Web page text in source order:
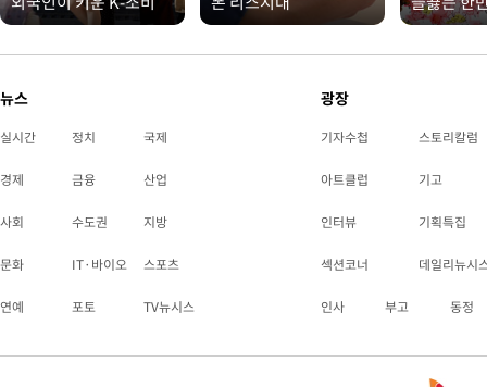
뉴스
실시간 정치 국제
경제 금융 산업
사회 수도권 지방
문화 IT·바이오 스포츠
연예 포토 TV뉴시스
광장
기자수첩 스토리칼럼
아트클럽 기고
인터뷰 기획특집
섹션코너 데일리뉴시
인사 부고 동정